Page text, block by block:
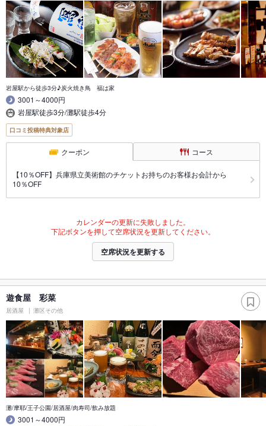
岩屋駅から徒歩3分♪炭火焼き鳥 福は家
3001～4000円
岩屋駅徒歩3分/灘駅徒歩4分
口コミ投稿特典対象店
クーポン コース
【10％OFF】兵庫県立美術館のチケットお持ちのお客様お会計から
10％OFF
カレンダーの更新に失敗しました。
下記ボタンを押して空席状況を更新してください。
空席状況を更新する
遊食屋 彩菜
居酒屋 灘区その他
灘/摩耶/王子公園/居酒屋/肉寿司/飲み放題
3001～4000円